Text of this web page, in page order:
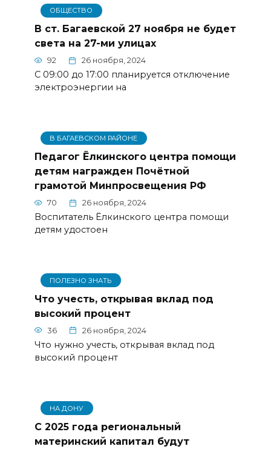
ОБЩЕСТВО
В ст. Багаевской 27 ноября не будет
света на 27-ми улицах
92 26 ноября, 2024
С 09:00 до 17:00 планируется отключение
электроэнергии на
В БАГАЕВСКОМ РАЙОНЕ
Педагог Ёлкинского центра помощи
детям награжден Почётной
грамотой Минпросвещения РФ
70 26 ноября, 2024
Воспитатель Ёлкинского центра помощи
детям удостоен
ПОЛЕЗНО ЗНАТЬ
Что учесть, открывая вклад под
высокий процент
36 26 ноября, 2024
Что нужно учесть, открывая вклад под
высокий процент
НА ДОНУ
С 2025 года региональный
материнский капитал будут